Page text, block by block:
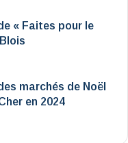
« Faites pour le
marchés de Noël
en 2024